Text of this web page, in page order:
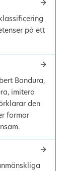
på ett
Bandura,
imitera
den
formar